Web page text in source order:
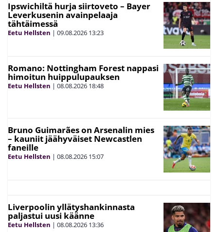
Ipswichiltä hurja siirtoveto – Bayer
Leverkusenin avainpelaaja
tähtäimessä
Eetu Hellsten | 09.08.2026 13:23
Romano: Nottingham Forest nappasi
himoitun huippulupauksen
Eetu Hellsten | 08.08.2026 18:48
Bruno Guimarães on Arsenalin mies
– kauniit jäähyväiset Newcastlen
faneille
Eetu Hellsten | 08.08.2026 15:07
Liverpoolin yllätyshankinnasta
paljastui uusi käänne
Eetu Hellsten | 08.08.2026 13:36